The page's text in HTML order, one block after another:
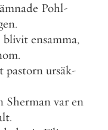
Pohl-
.
blivit ensamma,
.
pastorn ursäk-
Sherman var en
.